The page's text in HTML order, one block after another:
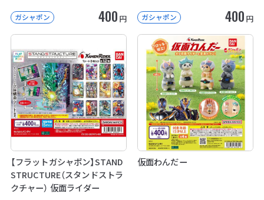
ガシャポン 400 円 ガシャポン 400 円
【フラットガシャポン】STAND
STRUCTURE（スタンドストラ
クチャー） 仮面ライダー
仮面わんだー